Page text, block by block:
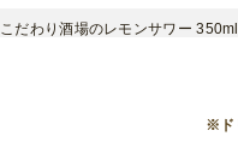
こだわり酒場のレモンサワー
伊勢角屋麦酒 ペｰルエｰル 缶
※ド